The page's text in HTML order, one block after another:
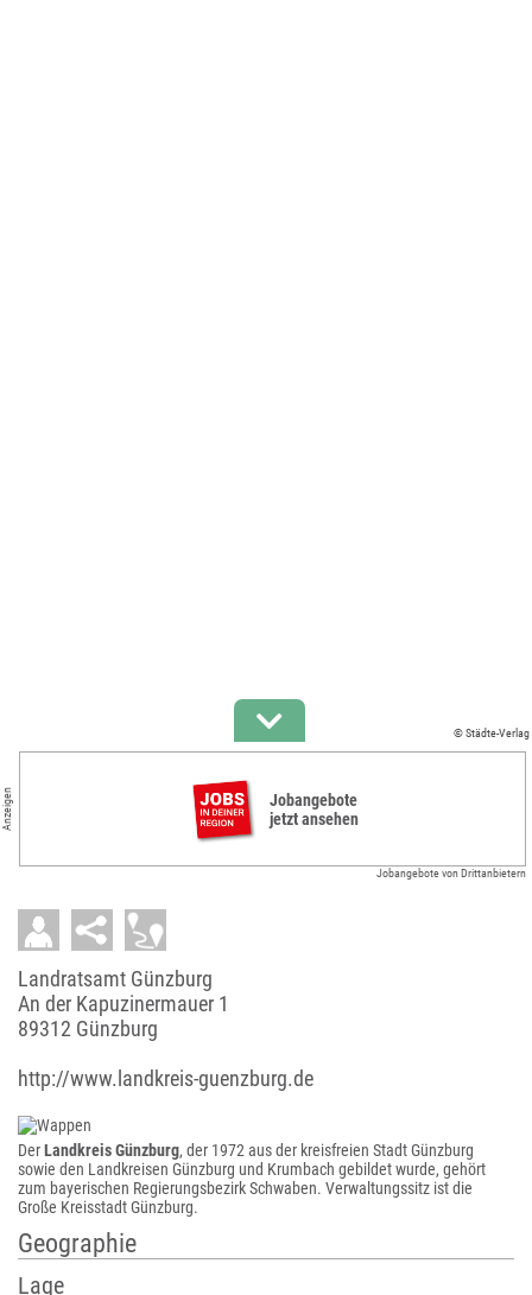
© Städte-Verlag
Anzeigen
Jobangebote
jetzt ansehen
Jobangebote von Drittanbietern
Landratsamt Günzburg
An der Kapuzinermauer 1
89312 Günzburg
http://www.landkreis-guenzburg.de
DerLandkreis Günzburg, der 1972 aus der kreisfreien Stadt Günzburg
sowie den Landkreisen Günzburg und Krumbach gebildet wurde, gehört
zum bayerischen Regierungsbezirk Schwaben. Verwaltungssitz ist die
Große Kreisstadt Günzburg.
Geographie
Lage